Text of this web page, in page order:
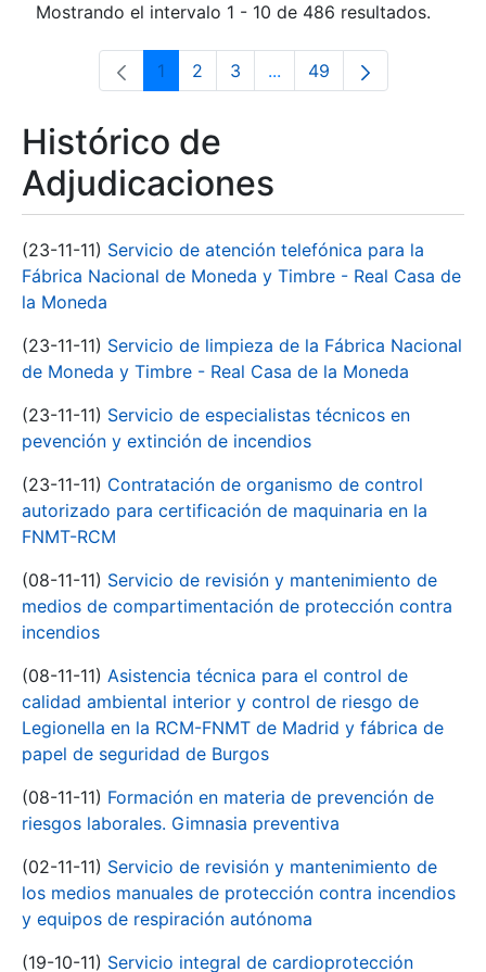
Mostrando el intervalo 1 - 10 de 486 resultados.
Página
1 Página
2 Página
3 ...Páginas intermedias Use
Página
49
Histórico de
Adjudicaciones
(23-11-11) Servicio de atención telefónica para la
Fábrica Nacional de Moneda y Timbre - Real Casa de
la Moneda
(23-11-11) Servicio de limpieza de la Fábrica Nacional
de Moneda y Timbre - Real Casa de la Moneda
(23-11-11) Servicio de especialistas técnicos en
pevención y extinción de incendios
(23-11-11) Contratación de organismo de control
autorizado para certificación de maquinaria en la
FNMT-RCM
(08-11-11) Servicio de revisión y mantenimiento de
medios de compartimentación de protección contra
incendios
(08-11-11) Asistencia técnica para el control de
calidad ambiental interior y control de riesgo de
Legionella en la RCM-FNMT de Madrid y fábrica de
papel de seguridad de Burgos
(08-11-11) Formación en materia de prevención de
riesgos laborales. Gimnasia preventiva
(02-11-11) Servicio de revisión y mantenimiento de
los medios manuales de protección contra incendios
y equipos de respiración autónoma
(19-10-11) Servicio integral de cardioprotección